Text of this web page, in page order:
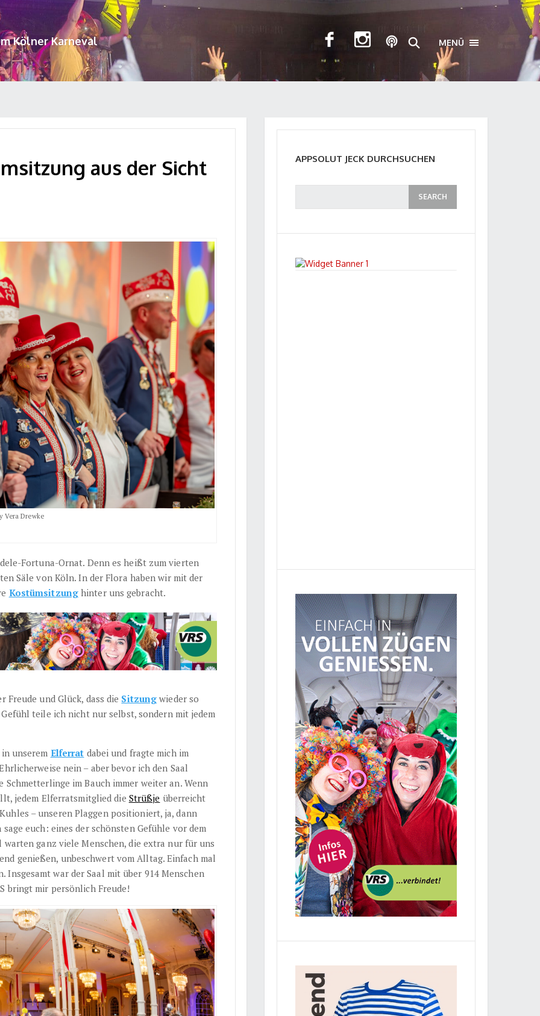
Kölner Karneval MENÜ TOGGLE
aus der Sicht
Vera Drewke
Fortuna-Ornat. Denn es heißt zum vierten
Säle von Köln. In der Flora haben wir mit der
Kostümsitzunghinter uns gebracht.
Freude und Glück, dass die Sitzung wieder so
teile ich nicht nur selbst, sondern mit jedem
unserem Elferrat dabei und fragte mich im
nein – aber bevor ich den Saal
im Bauch immer weiter an. Wenn
jedem Elferratsmitglied die Strüßje überreicht
– unseren Plaggen positioniert, ja, dann
euch: eines der schönsten Gefühle vor dem
warten ganz viele Menschen, die extra nur für uns
genießen, unbeschwert vom Alltag. Einfach mal
Insgesamt war der Saal mit über 914 Menschen
bringt mir persönlich Freude!
APPSOLUT JECK DURCHSUCHEN